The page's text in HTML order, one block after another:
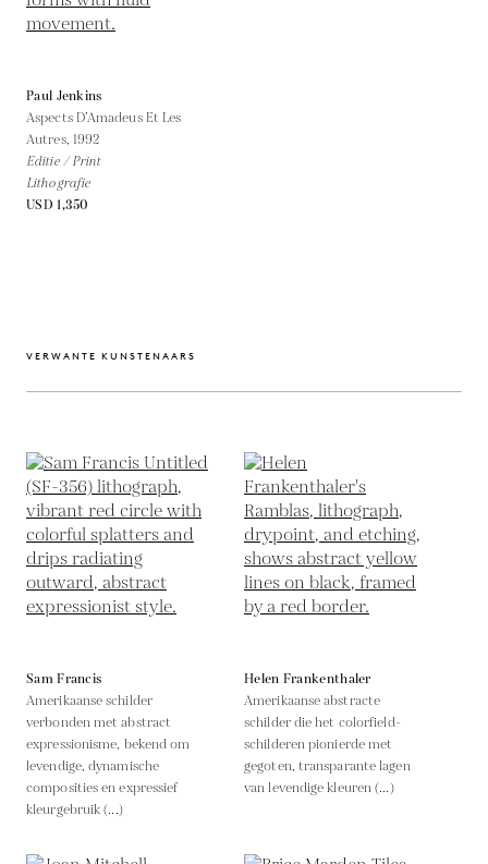
Paul Jenkins
Aspects D’Amadeus Et Les
Autres, 1992
Editie / Print
Lithografie
USD 1,350
VERWANTE KUNSTENAARS
Sam Francis
Amerikaanse schilder
verbonden met abstract
expressionisme, bekend om
levendige, dynamische
composities en expressief
kleurgebruik (...)
Helen Frankenthaler
Amerikaanse abstracte
schilder die het colorfield-
schilderen pionierde met
gegoten, transparante lagen
van levendige kleuren (...)